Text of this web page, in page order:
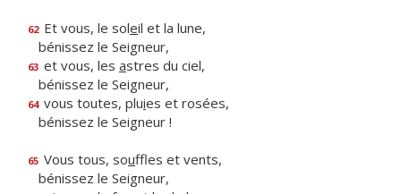
62 Et vous, le soleil et la lune,
bénissez le Seigneur,
63 et vous, les astres du ciel,
bénissez le Seigneur,
64 vous toutes, pluies et rosées,
bénissez le Seigneur !
65 Vous tous, souffles et vents,
bénissez le Seigneur,